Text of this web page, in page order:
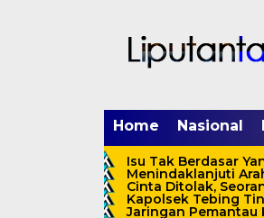
Home Nasional
Isu Tak Berdasar
Menindaklanjuti
Cinta Ditolak,
Kapolsek Tebing
Jaringan Pemantau
Home /Polres Tanjab Barat